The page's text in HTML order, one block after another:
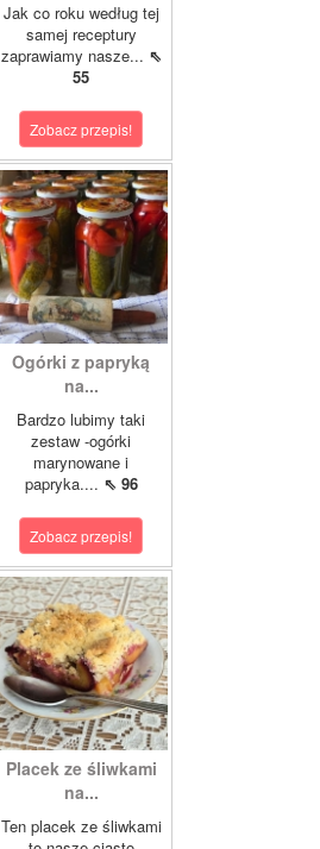
Jak co roku według tej
samej receptury
zaprawiamy nasze... ⇖
55
Zobacz przepis!
Ogórki z papryką
na...
Bardzo lubimy taki
zestaw -ogórki
marynowane i
papryka.... ⇖ 96
Zobacz przepis!
Placek ze śliwkami
na...
Ten placek ze śliwkami